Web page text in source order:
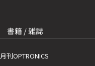
書籍 / 雑誌
月刊OPTRONICS